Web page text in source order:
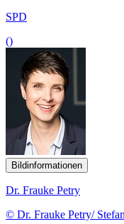
SPD
()
Bildinformationen
Dr. Frauke Petry
© Dr. Frauke Petry/